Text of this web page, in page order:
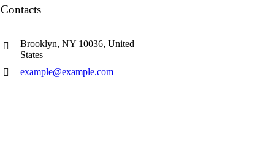
Contacts
Brooklyn, NY 10036, United
States
example@example.com